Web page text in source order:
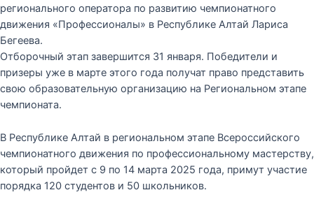
регионального оператора по развитию чемпионатного
движения «Профессионалы» в Республике Алтай Лариса
Бегеева.
Отборочный этап завершится 31 января. Победители и
призеры уже в марте этого года получат право представить
свою образовательную организацию на Региональном этапе
чемпионата.
В Республике Алтай в региональном этапе Всероссийского
чемпионатного движения по профессиональному мастерству,
который пройдет с 9 по 14 марта 2025 года, примут участие
порядка 120 студентов и 50 школьников.